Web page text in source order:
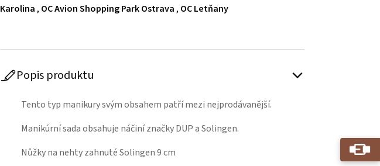
Karolina , OC Avion Shopping Park Ostrava , OC Letňany
Popis produktu
Tento typ manikury svým obsahem patří mezi nejprodávanější.
Manikúrní sada obsahuje náčiní značky DUP a Solingen.
Nůžky na nehty zahnuté Solingen 9 cm